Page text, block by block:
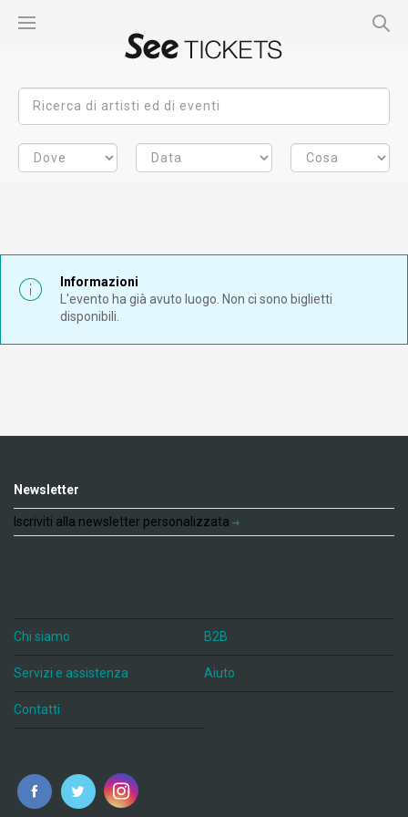
Informazioni
L'evento ha già avuto luogo. Non ci sono biglietti
disponibili.
Newsletter
Iscriviti alla newsletter personalizzata
Chi siamo B2B
Servizi e assistenza Aiuto
Contatti